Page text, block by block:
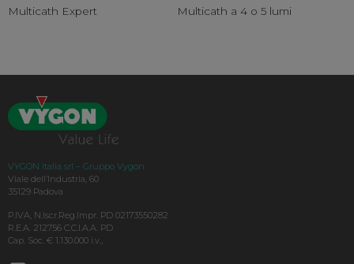
Multicath Expert Multicath a 4 o 5 lumi
VYGON Italia srl – Gruppo Vygon
Viale dell’Industria, 60
35129 Padova
P.IVA, N.Iscr.Reg.Impr. PD 02173550282
R.E.A. 212756 C.C.I.A.A. PD
Cap. Soc. € 1.130.000 i.v.,